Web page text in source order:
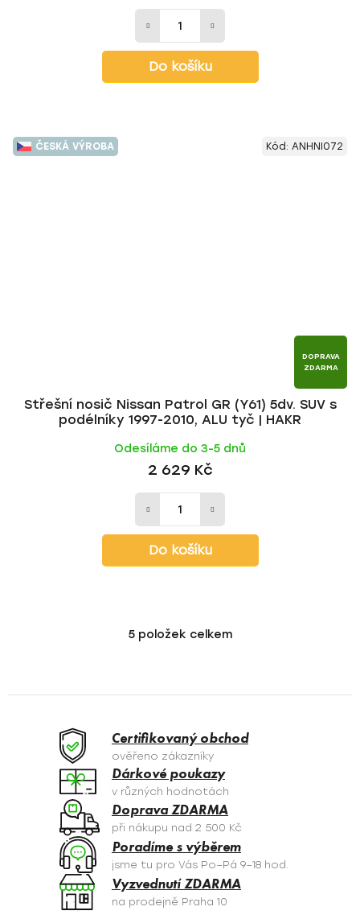
Do košíku
ČESKÁ VÝROBA
DOPRAVA
ZDARMA
Střešní nosič Nissan Patrol GR (Y61) 5dv. SUV s
podélníky 1997-2010, ALU tyč | HAKR
Odesíláme do 3-5 dnů
2 629 Kč
Do košíku
Kód: ANHNI072
O
á
c
í
p
r
v
k
y
v
ý
p
5položek celkem
Certifikovaný obchod
ověřeno zákazníky
Dárkové poukazy
v různých hodnotách
Doprava ZDARMA
při nákupu nad 2 500 Kč
Poradíme s výběrem
jsme tu pro Vás Po–Pá 9–18 hod.
Vyzvednutí ZDARMA
na prodejně Praha 10